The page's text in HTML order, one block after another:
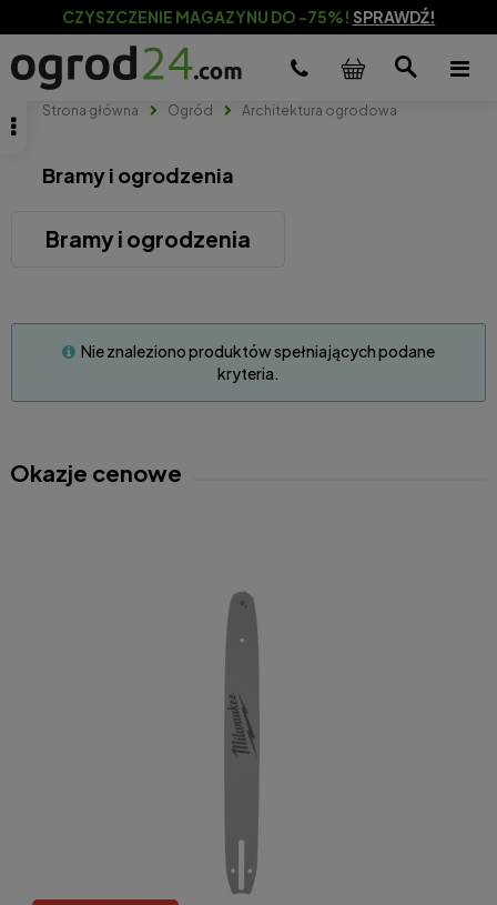
CZYSZCZENIE MAGAZYNU DO -75%! SPRAWDŹ!
Strona główna Ogród Architektura ogrodowa
Bramy i ogrodzenia
Bramy i ogrodzenia
Nie znaleziono produktów spełniających podane
kryteria.
Okazje cenowe